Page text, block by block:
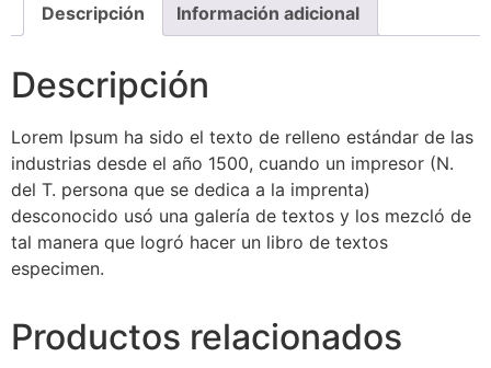
Descripción Información adicional
Descripción
Lorem Ipsum ha sido el texto de relleno estándar de las
industrias desde el año 1500, cuando un impresor (N.
del T. persona que se dedica a la imprenta)
desconocido usó una galería de textos y los mezcló de
tal manera que logró hacer un libro de textos
especimen.
Productos relacionados